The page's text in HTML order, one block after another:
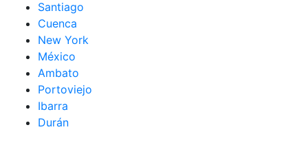
Santiago
Cuenca
New York
México
Ambato
Portoviejo
Ibarra
Durán